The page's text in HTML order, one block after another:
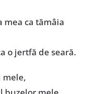
mea ca tămâia
o jertfă de seară.
mele,